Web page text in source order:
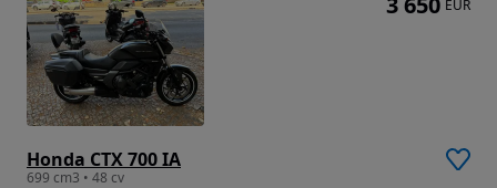
Honda CTX 700 IA
699 cm3 • 48 cv
EUR